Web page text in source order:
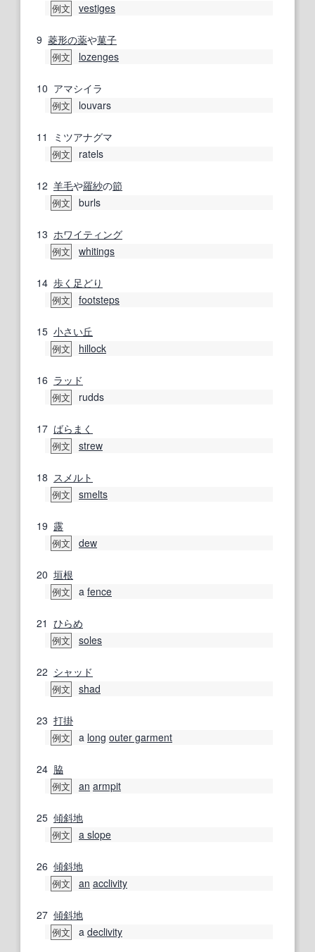
例文 vestiges
9 菱形の薬や菓子
例文 lozenges
10 アマシイラ
例文 louvars
11 ミツアナグマ
例文 ratels
12 羊毛や羅紗の節
例文 burls
13 ホワイティング
例文 whitings
14 歩く 足どり
例文 footsteps
15 小さい丘
例文 hillock
16 ラッド
例文 rudds
17 ばらまく
例文 strew
18 スメルト
例文 smelts
19 露
例文 dew
20 垣根
例文 a fence
21 ひらめ
例文 soles
22 シャッド
例文 shad
23 打掛
例文 a long outer garment
24 脇
例文 an armpit
25 傾斜地
例文 a slope
26 傾斜地
例文 an acclivity
27 傾斜地
例文 a declivity